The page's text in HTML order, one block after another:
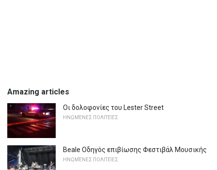
Amazing articles
Οι δολοφονίες του Lester Street
ΗΝΩΜΈΝΕΣ ΠΟΛΙΤΕΊΕΣ
Beale Οδηγός επιβίωσης Φεστιβάλ Μουσικής
ΗΝΩΜΈΝΕΣ ΠΟΛΙΤΕΊΕΣ